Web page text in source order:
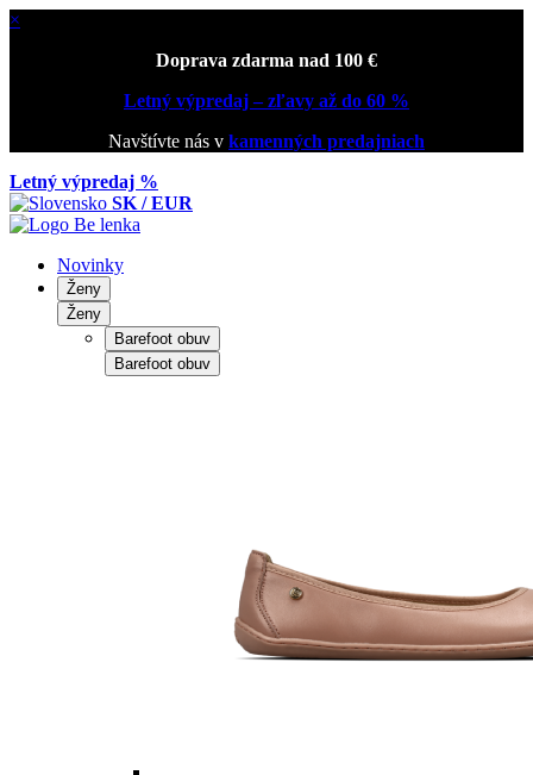
×
Doprava zdarma nad 100 €
Letný výpredaj – zľavy až do 60 %
Navštívte nás v kamenných predajniach
Letný výpredaj %
SK / EUR
Novinky
Ženy
Ženy
Barefoot obuv
Barefoot obuv